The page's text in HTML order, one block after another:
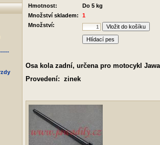
Hmotnost:
Do 5 kg
Množství skladem:
1
Množství:
Hlídací pes
Osa kola zadní, určena pro motocykl
Provedení: zinek